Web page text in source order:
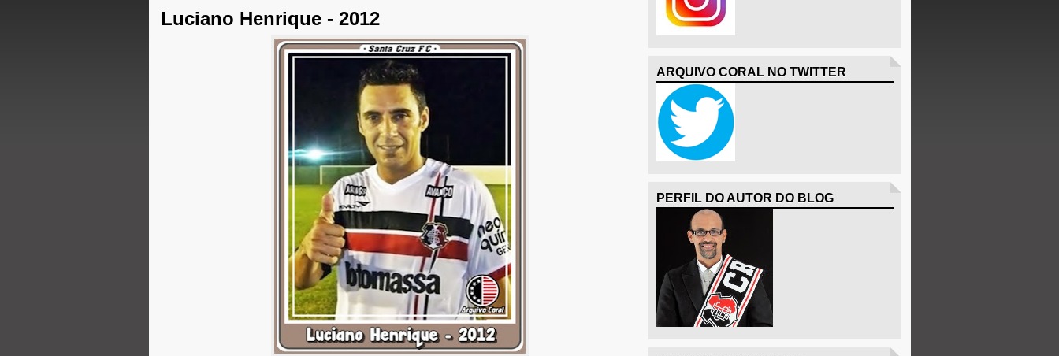
Luciano Henrique - 2012
ARQUIVO CORAL NO TWITTER
PERFIL DO AUTOR DO BLOG